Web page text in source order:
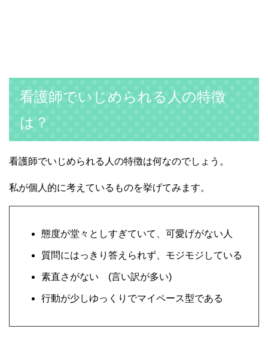
看護師でいじめられる人の特徴
は？
看護師でいじめられる人の特徴は何なのでしょう。
私が個人的に考えているものを挙げてみます。
態度が堂々としすぎていて、可愛げがない人
質問にはっきり答えられず、モジモジしている
素直さがない (言い訳が多い)
行動が少しゆっくりでマイペース型である